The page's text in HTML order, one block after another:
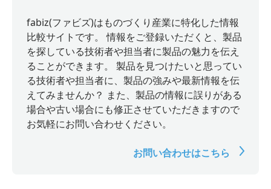
fabiz(ファビズ)はものづくり産業に特化した情報
比較サイトです。 情報をご登録いただくと、製品
を探している技術者や担当者に製品の魅力を伝え
ることができます。 製品を見つけたいと思ってい
る技術者や担当者に、製品の強みや最新情報を伝
えてみませんか？ また、製品の情報に誤りがある
場合や古い場合にも修正させていただきますので
お気軽にお問い合わせください。
お問い合わせはこちら